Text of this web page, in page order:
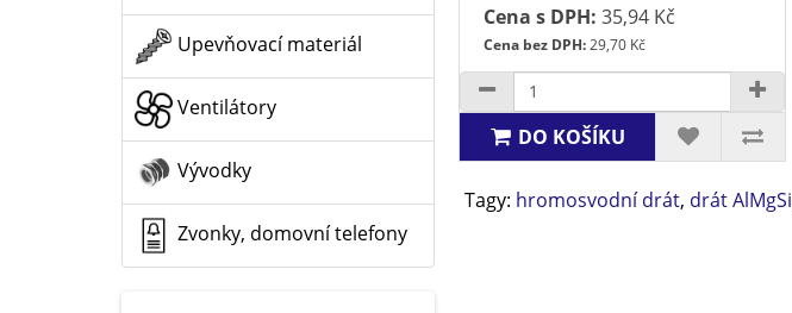
Upevňovací materiál
Ventilátory
Vývodky
Zvonky, domovní telefony
Cena s DPH: 35,94 Kč
Cena bez DPH:29,70 Kč
DO KOŠÍKU
Tagy: hromosvodní drát, drát AlMgSi